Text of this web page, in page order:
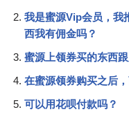
我是蜜源Vip会员，我
西我有佣金吗？
蜜源上领券买的东西
在蜜源领券购买之后
可以用花呗付款吗？